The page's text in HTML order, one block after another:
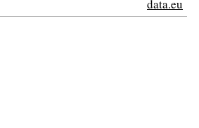
data.eu